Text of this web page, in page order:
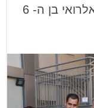
ניידת המשאלות מגשימה חלום לאלרואי בן ה- 6